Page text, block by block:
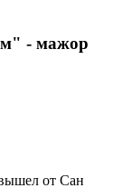
- мажор
от Сан